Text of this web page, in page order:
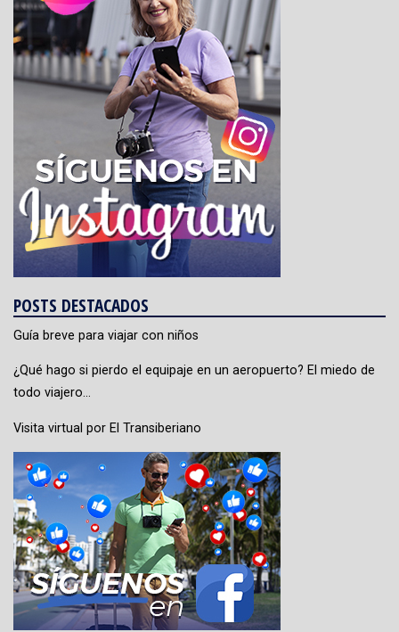
POSTS DESTACADOS
Guía breve para viajar con niños
¿Qué hago si pierdo el equipaje en un aeropuerto? El miedo de
todo viajero…
Visita virtual por El Transiberiano